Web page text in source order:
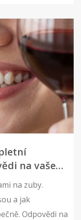
na vaše
na zuby.
a jak
Odpovědi na